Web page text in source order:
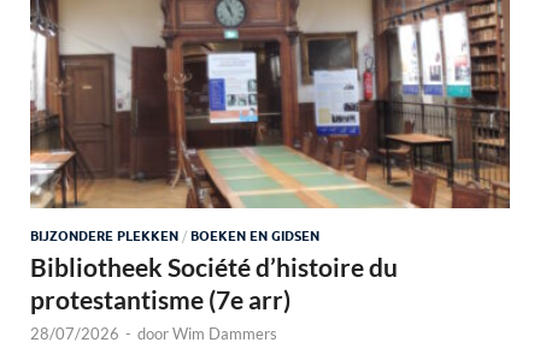
BIJZONDERE PLEKKEN / BOEKEN EN GIDSEN
Bibliotheek Société d’histoire du
protestantisme (7e arr)
28/07/2026 - doorWim Dammers